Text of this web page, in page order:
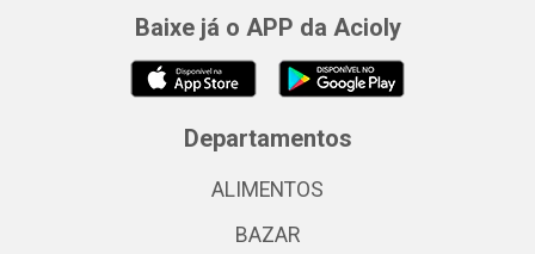
Baixe já o APP da Acioly
Departamentos
ALIMENTOS
BAZAR